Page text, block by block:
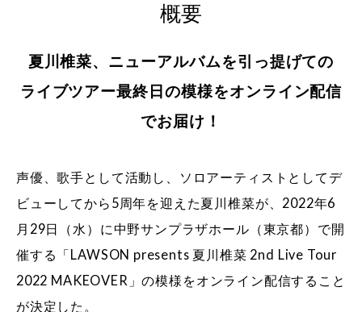
概要
夏川椎菜、ニューアルバムを引っ提げての
ライブツアー最終日の模様をオンライン配信
でお届け！
声優、歌手として活動し、ソロアーティストとしてデ
ビューしてから5周年を迎えた夏川椎菜が、2022年6
月29日（水）に中野サンプラザホール（東京都）で開
催する「LAWSON presents 夏川椎菜 2nd Live Tour
2022 MAKEOVER」の模様をオンライン配信すること
が決定した。